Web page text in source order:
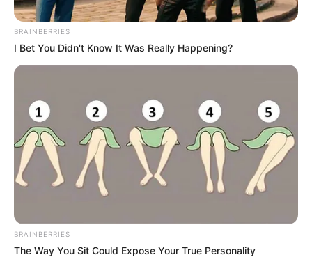
Junior ficha a Jannenson Sarmiento:
refuerzo estrella para Libertadores
PEREIRA
esperanza mantenerse en
presidente
BRAINBERRIES
I Bet You Didn't Know It Was Really Happening?
BRAINBERRIES
The Way You Sit Could Expose Your True Personality